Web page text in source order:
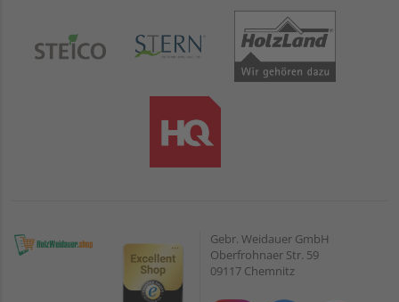
Gebr. Weidauer GmbH
Oberfrohnaer Str. 59
09117 Chemnitz